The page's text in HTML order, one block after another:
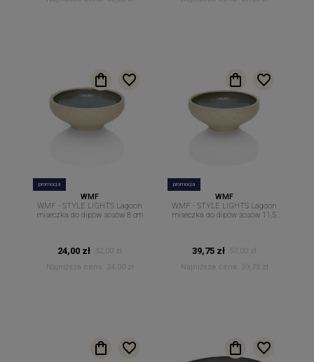
promocja
WMF
WMF - STYLE LIGHTS Lagoon
miseczka do dipów sosów 8 cm
24,00 zł
32,00 zł
Najniższa cena:
24,00 zł
promocja
WMF
WMF - STYLE LIGHTS Lagoon
miseczka do dipów sosów 11,5
39,75 zł
53,00 zł
Najniższa cena:
39,75 zł